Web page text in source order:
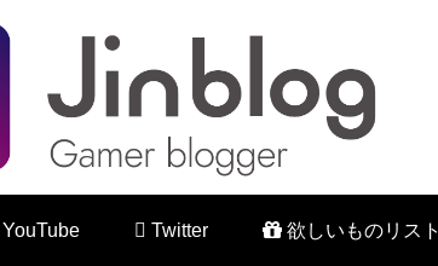
YouTube Twitter 欲しいものリスト